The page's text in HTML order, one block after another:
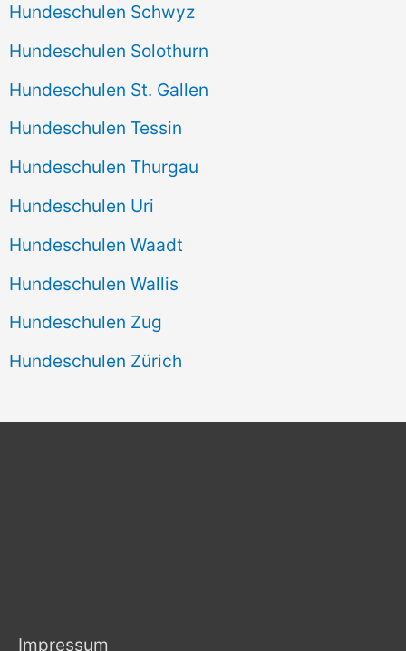
Hundeschulen Schwyz
Hundeschulen Solothurn
Hundeschulen St. Gallen
Hundeschulen Tessin
Hundeschulen Thurgau
Hundeschulen Uri
Hundeschulen Waadt
Hundeschulen Wallis
Hundeschulen Zug
Hundeschulen Zürich
Impressum